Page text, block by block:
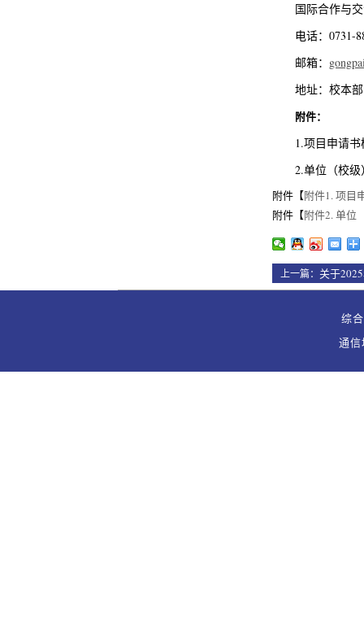
国际合作与
电话：0731-
邮箱：
地址：校本
附件：
1.项目申请
2.单位（校
附件【附件1. 项目
附件【附件2. 单位
上一篇： 关于
综
通信